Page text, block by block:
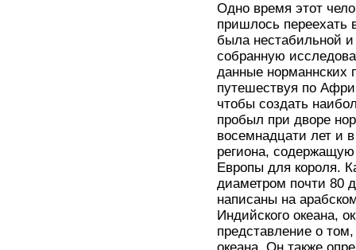
Одно время этот
пришлось переехать
была нестабильной
собранную
данные норманнских
путешествуя по
чтобы создать
пробыл при дворе
восемнадцати лет и
региона,
Европы для короля.
диаметром почти 80
написаны на
Индийского океана,
представление о